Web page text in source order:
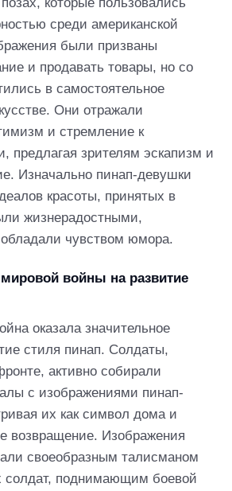
среди американской
были призваны
и продавать товары, но со
в самостоятельное
Они отражали
и стремление к
предлагая зрителям эскапизм и
Изначально пинап-девушки
красоты, принятых в
жизнерадостными,
чувством юмора.
войны на развитие
оказала значительное
стиля пинап. Солдаты,
активно собирали
с изображениями пинап-
их как символ дома и
возвращение. Изображения
своеобразным талисманом
солдат, поднимающим боевой